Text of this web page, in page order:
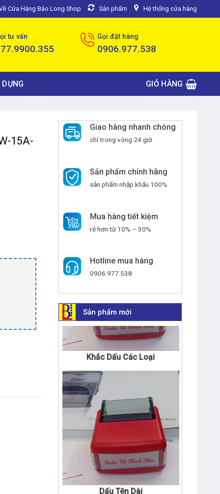
Cửa Hàng Bảo Long Shop Sản phẩm Hệ thống cửa hàng
tư vấn Gọi đặt hàng
0906.977.538
GIỎ HÀNG
15A-
Giao hàng nhanh chóng
chỉ trong vòng 24 giờ
Sản phẩm chính hãng
sản phẩm nhập khẩu 100%
Mua hàng tiết kiệm
rẻ hơn từ 10% – 30%
Hotline mua hàng
0906.977.538
Sản phẩm mới
Khắc Dấu Các Loại
Dấu Tên Dài